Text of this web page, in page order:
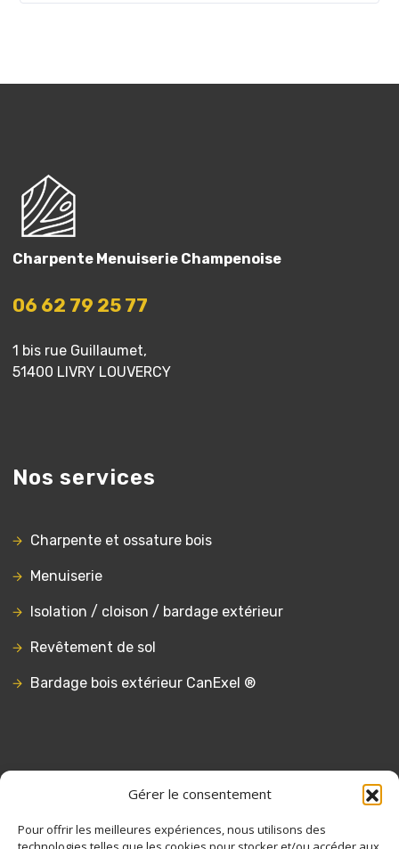
Gérer le consentement
Pour offrir les meilleures expériences, nous utilisons des
Charpente Menuiserie Champenoise
06 62 79 25 77
1 bis rue Guillaumet,
51400 LIVRY LOUVERCY
Nos services
Charpente et ossature bois
Menuiserie
Isolation / cloison / bardage extérieur
Revêtement de sol
Bardage bois extérieur CanExel ®
Contact